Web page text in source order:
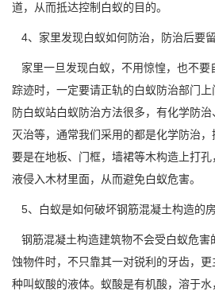
道，从而抵达控制白蚁的目的。
4、家里发现白蚁如何防治，防治后要
家里一旦发现白蚁，不用惊惶，也不要
踪迹时，一定要请正轨的白蚁防治部门
防白蚁站白蚁防治方法很多，有化学防
灭治等，通常我们采用的都是化学防治
要是在地板、门框，墙裙等木构造上打
液侵入木材里面，从而避免白蚁危害。
5、白蚁是如何破坏钢筋混凝土构造的房
钢筋混凝土构造建筑物不会受白蚁危害
蚀物件时，不只靠其一对锐利的牙齿，
种叫蚁酸的液体。蚁酸是有机酸，溶于水